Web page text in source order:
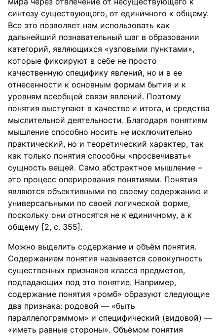
синтезу существующего, от единичного к общему.
Все это позволяет нам использовать как
дальнейший познавательный шаг в образовании
категорий, являющихся «узловыми пунктами»,
которые фиксируют в себе не просто
качественную специфику явлений, но и в ее
отнесенности к основным формам бытия и к
уровням всеобщей связи явлений. Поэтому
понятия выступают в качестве и итога, и средства
мыслительной деятельности. Благодаря понятиям
мышление способно носить не исключительно
практический, но и теоретический характер, так
как только понятия способны «просвечивать»
сущность вещей. Само абстрактное мышление –
это процесс оперирования понятиями. Понятия
являются объективными по своему содержанию и
универсальными по своей логической форме,
поскольку они относятся не к единичному, а к
общему [2, с. 355].
Можно выделить содержание и объём понятия.
Содержанием понятия называется совокупность
существенных признаков класса предметов,
подпадающих под это понятие. Например,
содержание понятия «ромб» образуют следующие
два признака: родовой — «быть
параллелограммом» и специфический (видовой) —
«иметь равные стороны». Объёмом понятия